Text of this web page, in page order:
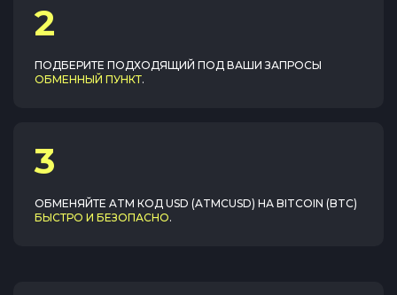
2
ПОДБЕРИТЕ ПОДХОДЯЩИЙ ПОД ВАШИ ЗАПРОСЫ
ОБМЕННЫЙ ПУНКТ.
3
ОБМЕНЯЙТЕ ATM КОД USD (ATMCUSD) НА BITCOIN (BTC)
БЫСТРО И БЕЗОПАСНО.